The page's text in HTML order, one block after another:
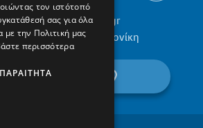
info@protypa.gr
555 36, Θεσσαλονίκη
βρείτε μας στον χάρτη
τον ιστότοπό
σας για όλα
την Πολιτική μας
περισσότερα